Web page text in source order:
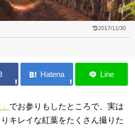
2017/11/30
でお参りもしたところで、実は
キレイな紅葉をたくさん撮りた